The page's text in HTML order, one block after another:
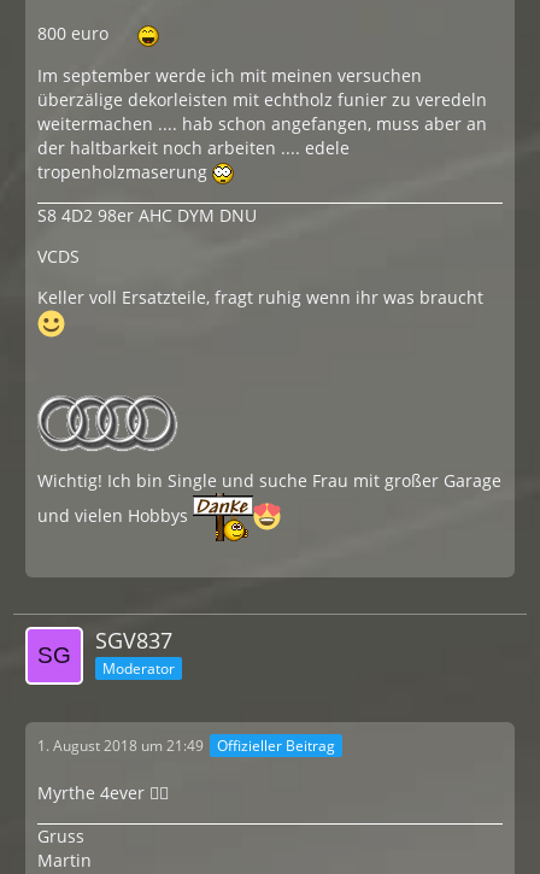
800 euro
Im september werde ich mit meinen versuchen
überzälige dekorleisten mit echtholz funier zu veredeln
weitermachen .... hab schon angefangen, muss aber an
der haltbarkeit noch arbeiten .... edele
tropenholzmaserung
S8 4D2 98er AHC DYM DNU
VCDS
Keller voll Ersatzteile, fragt ruhig wenn ihr was braucht
Wichtig! Ich bin Single und suche Frau mit großer Garage
und vielen Hobbys
SGV837
Moderator
1. August 2018 um 21:49 Offizieller Beitrag
Myrthe 4ever 👍🏻
Gruss
Martin